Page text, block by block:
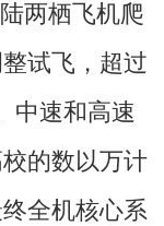
两栖飞机爬
试飞，超过
中速和高速
的数以万计
全机核心系